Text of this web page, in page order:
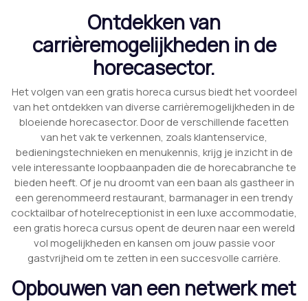
Ontdekken van
carrièremogelijkheden in de
horecasector.
Het volgen van een gratis horeca cursus biedt het voordeel
van het ontdekken van diverse carrièremogelijkheden in de
bloeiende horecasector. Door de verschillende facetten
van het vak te verkennen, zoals klantenservice,
bedieningstechnieken en menukennis, krijg je inzicht in de
vele interessante loopbaanpaden die de horecabranche te
bieden heeft. Of je nu droomt van een baan als gastheer in
een gerenommeerd restaurant, barmanager in een trendy
cocktailbar of hotelreceptionist in een luxe accommodatie,
een gratis horeca cursus opent de deuren naar een wereld
vol mogelijkheden en kansen om jouw passie voor
gastvrijheid om te zetten in een succesvolle carrière.
Opbouwen van een netwerk met